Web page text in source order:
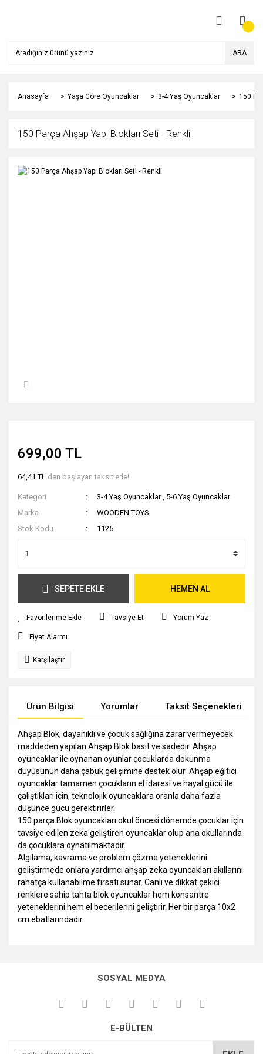
ARA
Anasayfa Yaşa Göre Oyuncaklar 3-4 Yaş Oyuncaklar 150
150 Parça Ahşap Yapı Blokları Seti - Renkli
699,00 TL
64,41 TL den başlayan taksitlerle!
Kategori 3-4 Yaş Oyuncaklar , 5-6 Yaş Oyuncaklar
Marka
WOODEN TOYS
Stok Kodu
1125
SEPETE EKLE HEMEN AL
Tavsiye Et Yorum Yaz
Fiyat Alarmı
Karşılaştır
Ürün Bilgisi Yorumlar Taksit Seçenekleri
Ahşap Blok, dayanıklı ve çocuk sağlığına zarar vermeyecek
maddeden yapılan Ahşap Blok basit ve sadedir. Ahşap
oyuncaklar ile oynanan oyunlar çocuklarda dokunma
duyusunun daha çabuk gelişimine destek olur .Ahşap eğitici
oyuncaklar tamamen çocukların el idaresi ve hayal gücü ile
çalıştıkları için, teknolojik oyuncaklara oranla daha fazla
düşünce gücü gerektirirler.
150 parça Blok oyuncakları okul öncesi dönemde çocuklar için
tavsiye edilen zeka geliştiren oyuncaklar olup ana okullarında
da çocuklara oynatılmaktadır.
Algılama, kavrama ve problem çözme yeteneklerini
geliştirmede onlara yardımcı ahşap zeka oyuncakları akıllarını
rahatça kullanabilme fırsatı sunar. Canlı ve dikkat çekici
renklere sahip tahta blok oyuncaklar hem konsantre
yeteneklerini hem el becerilerini geliştirir. Her bir parça 10x2
cm ebatlarındadır.
kullanarak tarafımıza iletebilirsiniz.
Görüş ve önerileriniz için teşekkür ederiz.
Ürün açıklamasında eksik bilgiler bulunuyor.
SOSYAL MEDYA
E-BÜLTEN